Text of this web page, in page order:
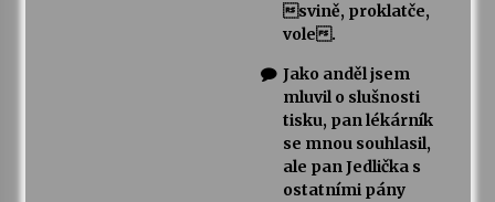
svině, proklatče,
vole.
Jako anděl jsem
mluvil o slušnosti
tisku, pan lékárník
se mnou souhlasil,
ale pan Jedlička s
ostatními pány